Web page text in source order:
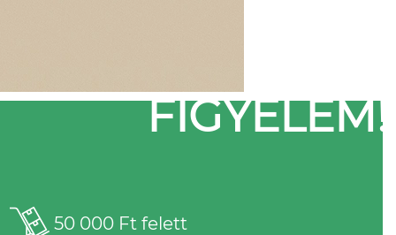
FIGYELEM!
50 000 Ft felett